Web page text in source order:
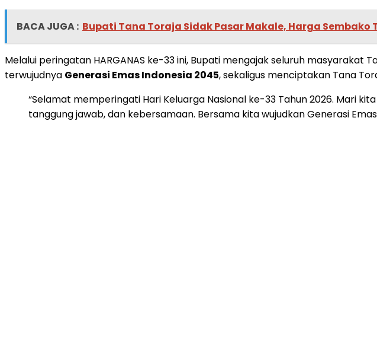
BACA JUGA : Bupati Tana Toraja Sidak Pasar Makale, Harga Sembako
Melalui peringatan HARGANAS ke-33 ini, Bupati mengajak seluruh
terwujudnya Generasi Emas Indonesia 2045, sekaligus menciptakan Tana
“Selamat memperingati Hari Keluarga Nasional ke-33 Tahun 2026. Mari
tanggung jawab, dan kebersamaan. Bersama kita wujudkan Generasi